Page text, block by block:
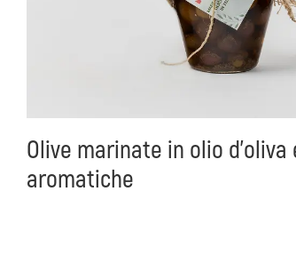
Olive marinate in olio d'oliva
aromatiche